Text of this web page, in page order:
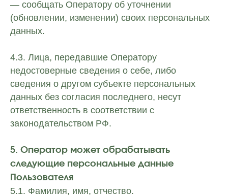
— сообщать Оператору об уточнении
(обновлении, изменении) своих персональных
данных.
4.3. Лица, передавшие Оператору
недостоверные сведения о себе, либо
сведения о другом субъекте персональных
данных без согласия последнего, несут
ответственность в соответствии с
законодательством РФ.
5. Оператор может обрабатывать
следующие персональные данные
Пользователя
5.1. Фамилия, имя, отчество.